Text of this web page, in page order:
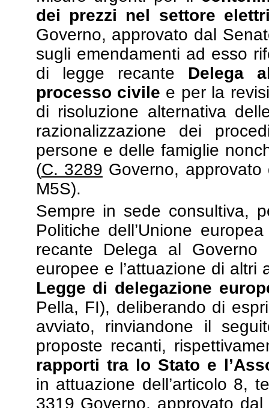
dei prezzi nel settore
Governo, approvato dal
sugli emendamenti ad esso
di legge recante Delega
processo civile e per la
di risoluzione alternativa
razionalizzazione dei
persone e delle famiglie
(C. 3289 Governo,
M5S).
Sempre in sede consultiva,
Politiche dell’Unione
recante Delega al
europee e l’attuazione di altri
Legge di delegazione
Pella, FI), deliberando di
avviato, rinviandone il
proposte recanti,
rapporti tra lo Stato e
in attuazione dell’articolo 8,
3319 Governo, approvato